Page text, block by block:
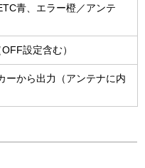
青、エラー橙／アンテ
設定含む）
ーから出力（アンテナに内